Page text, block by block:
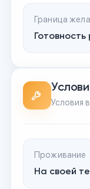
Граница
Условия
Проживание
На своей